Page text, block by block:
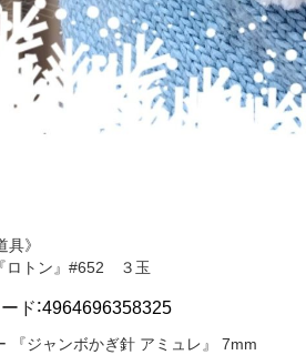
具》
ロトン』#652 ３玉
ド∶4964696358325
『ジャンボかぎ針 アミュレ』 7mm